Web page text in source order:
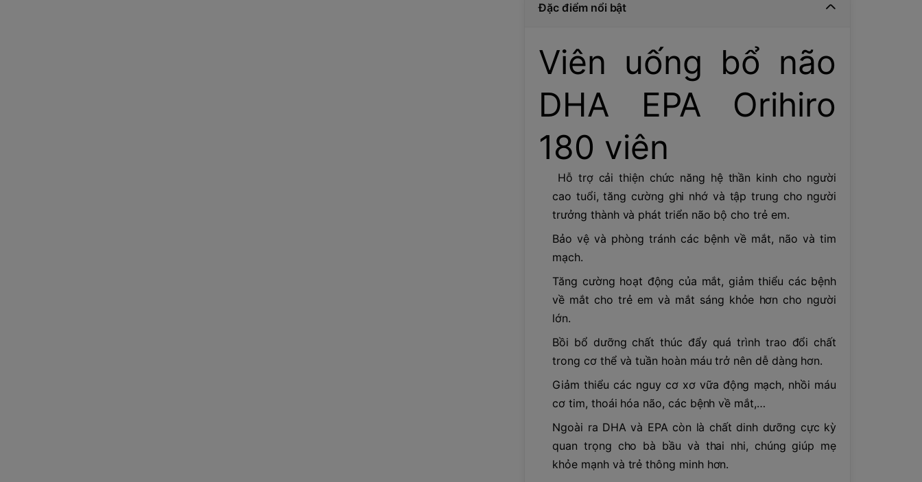
Đặc điểm nổi bật
Viên uống bổ não
DHA EPA Orihiro
180 viên
Hỗ trợ cải thiện chức năng hệ thần kinh cho người
cao tuổi, tăng cường ghi nhớ và tập trung cho người
trưởng thành và phát triển não bộ cho trẻ em.
Bảo vệ và phòng tránh các bệnh về mắt, não và tim
mạch.
Tăng cường hoạt động của mắt, giảm thiểu các bệnh
về mắt cho trẻ em và mắt sáng khỏe hơn cho người
lớn.
Bồi bổ dưỡng chất thúc đẩy quá trình trao đổi chất
trong cơ thể và tuần hoàn máu trở nên dễ dàng hơn.
Giảm thiểu các nguy cơ xơ vữa động mạch, nhồi máu
cơ tim, thoái hóa não, các bệnh về mắt,…
Ngoài ra DHA và EPA còn là chất dinh dưỡng cực kỳ
quan trọng cho bà bầu và thai nhi, chúng giúp mẹ
khỏe mạnh và trẻ thông minh hơn.